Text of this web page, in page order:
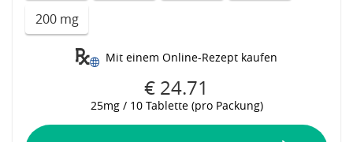
200 mg
Mit einem Online-Rezept kaufen
€ 24.71
25mg / 10 Tablette (pro Packung)